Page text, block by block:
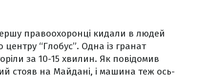
правоохоронці кидали в людей
“Глобус”. Одна із гранат
за 10-15 хвилин. Як повідомив
стояв на Майдані, і машина теж ось-